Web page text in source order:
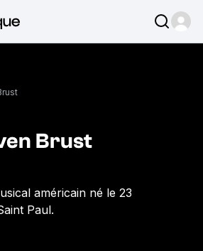
Brust
américain né le 23
Paul.